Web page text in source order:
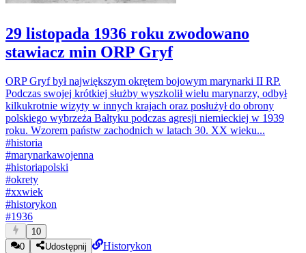
29 listopada 1936 roku zwodowano
stawiacz min ORP Gryf
ORP Gryf był największym okrętem bojowym marynarki II RP.
Podczas swojej krótkiej służby wyszkolił wielu marynarzy, odbył
kilkukrotnie wizyty w innych krajach oraz posłużył do obrony
polskiego wybrzeża Bałtyku podczas agresji niemieckiej w 1939
roku. Wzorem państw zachodnich w latach 30. XX wieku...
#historia
#marynarkawojenna
#historiapolski
#okrety
#xxwiek
#historykon
#1936
10
0
Udostępnij Historykon